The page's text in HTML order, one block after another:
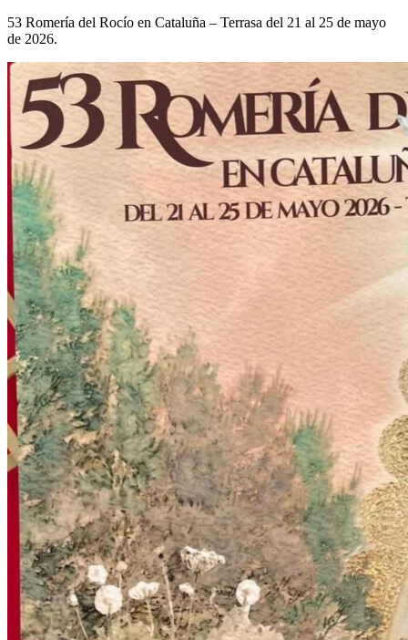
53 Romería del Rocío en Cataluña – Terrasa del 21 al 25 de mayo
de 2026.¿Cuándo se construyó la primera ermita?
El traslado cada siete años
¿Cuales son los actos principales que se celebran en el
Rocío?
Quiero hacer el camino,¿que tengo que hacer?
En el Rocío, ¿dónde me alojo?